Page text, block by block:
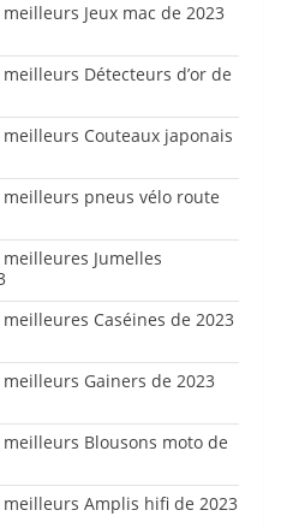
Jeux mac de 2023
Détecteurs d’or de
Couteaux japonais
pneus vélo route
Jumelles
Caséines de 2023
Gainers de 2023
Blousons moto de
Amplis hifi de 2023